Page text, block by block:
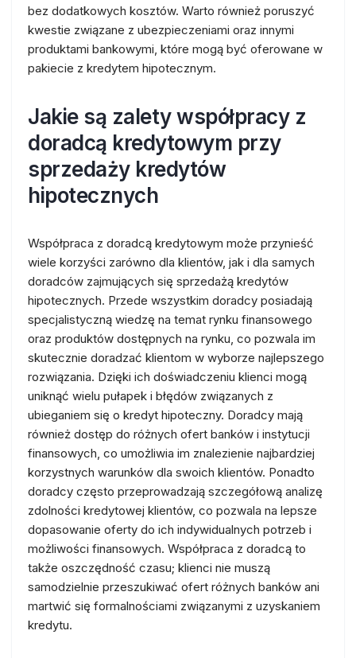
bez dodatkowych kosztów. Warto również poruszyć
kwestie związane z ubezpieczeniami oraz innymi
produktami bankowymi, które mogą być oferowane w
pakiecie z kredytem hipotecznym.
Jakie są zalety współpracy z
doradcą kredytowym przy
sprzedaży kredytów
hipotecznych
Współpraca z doradcą kredytowym może przynieść
wiele korzyści zarówno dla klientów, jak i dla samych
doradców zajmujących się sprzedażą kredytów
hipotecznych. Przede wszystkim doradcy posiadają
specjalistyczną wiedzę na temat rynku finansowego
oraz produktów dostępnych na rynku, co pozwala im
skutecznie doradzać klientom w wyborze najlepszego
rozwiązania. Dzięki ich doświadczeniu klienci mogą
uniknąć wielu pułapek i błędów związanych z
ubieganiem się o kredyt hipoteczny. Doradcy mają
również dostęp do różnych ofert banków i instytucji
finansowych, co umożliwia im znalezienie najbardziej
korzystnych warunków dla swoich klientów. Ponadto
doradcy często przeprowadzają szczegółową analizę
zdolności kredytowej klientów, co pozwala na lepsze
dopasowanie oferty do ich indywidualnych potrzeb i
możliwości finansowych. Współpraca z doradcą to
także oszczędność czasu; klienci nie muszą
samodzielnie przeszukiwać ofert różnych banków ani
martwić się formalnościami związanymi z uzyskaniem
kredytu.